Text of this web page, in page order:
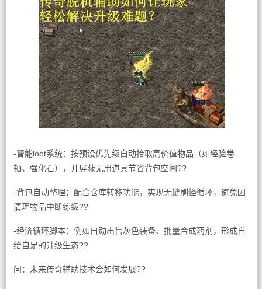
-智能loot系统：按预设优先级自动拾取高价值物品（如经验卷
轴、强化石），并屏蔽无用道具节省背包空间??
-背包自动整理：配合仓库转移功能，实现无缝刷怪循环，避免因
清理物品中断练级??
-经济循环脚本：例如自动出售灰色装备、批量合成药剂，形成自
给自足的升级生态??
问：未来传奇辅助技术会如何发展??